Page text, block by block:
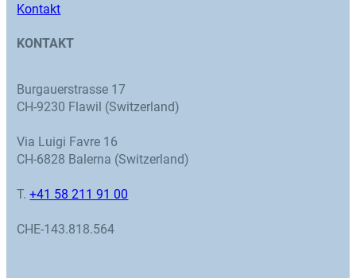
Kontakt
KONTAKT
Burgauerstrasse 17
CH-9230 Flawil (Switzerland)
Via Luigi Favre 16
CH-6828 Balerna (Switzerland)
T.+41 58 211 91 00
CHE-143.818.564